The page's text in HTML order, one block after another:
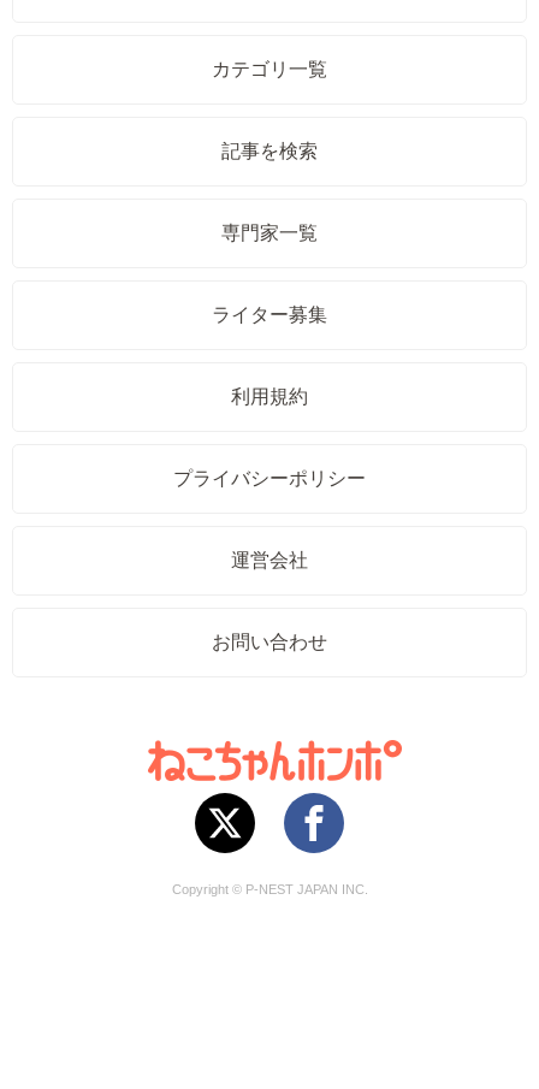
カテゴリ一覧
記事を検索
専門家一覧
ライター募集
利用規約
プライバシーポリシー
運営会社
お問い合わせ
Copyright © P-NEST JAPAN INC.